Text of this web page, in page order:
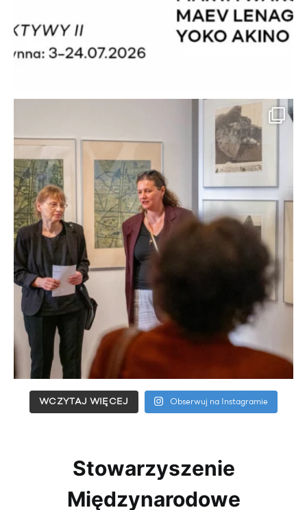
WCZYTAJ WIĘCEJ Obserwuj na Instagramie
Stowarzyszenie
Międzynarodowe